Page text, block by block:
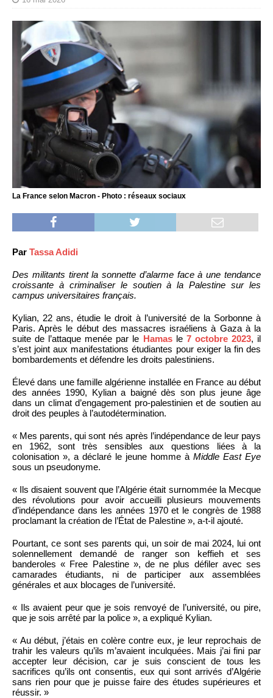
La France selon Macron - Photo : réseaux sociaux
Par Tassa Adidi
Des militants tirent la sonnette d’alarme face à une tendance
croissante à criminaliser le soutien à la Palestine sur les
campus universitaires français.
Kylian, 22 ans, étudie le droit à l’université de la Sorbonne à
Paris. Après le début des massacres israéliens à Gaza à la
suite de l’attaque menée par le Hamasle 7 octobre 2023, il
s’est joint aux manifestations étudiantes pour exiger la fin des
bombardements et défendre les droits palestiniens.
Élevé dans une famille algérienne installée en France au début
des années 1990, Kylian a baigné dès son plus jeune âge
dans un climat d’engagement pro-palestinien et de soutien au
droit des peuples à l’autodétermination.
« Mes parents, qui sont nés après l’indépendance de leur pays
en 1962, sont très sensibles aux questions liées à la
colonisation », a déclaré le jeune homme à Middle East Eye
sous un pseudonyme.
« Ils disaient souvent que l’Algérie était surnommée la Mecque
des révolutions pour avoir accueilli plusieurs mouvements
d’indépendance dans les années 1970 et le congrès de 1988
proclamant la création de l’État de Palestine », a-t-il ajouté.
Pourtant, ce sont ses parents qui, un soir de mai 2024, lui ont
solennellement demandé de ranger son keffieh et ses
banderoles « Free Palestine », de ne plus défiler avec ses
camarades étudiants, ni de participer aux assemblées
générales et aux blocages de l’université.
« Ils avaient peur que je sois renvoyé de l’université, ou pire,
que je sois arrêté par la police », a expliqué Kylian.
« Au début, j’étais en colère contre eux, je leur reprochais de
trahir les valeurs qu’ils m’avaient inculquées. Mais j’ai fini par
accepter leur décision, car je suis conscient de tous les
sacrifices qu’ils ont consentis, eux qui sont arrivés d’Algérie
sans rien pour que je puisse faire des études supérieures et
réussir. »